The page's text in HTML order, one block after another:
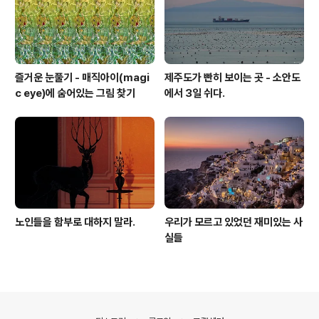
즐거운 눈풀기 - 매직아이(magi
c eye)에 숨어있는 그림 찾기
제주도가 빤히 보이는 곳 - 소안도
에서 3일 쉬다.
노인들을 함부로 대하지 말라.
우리가 모르고 있었던 재미있는 사
실들